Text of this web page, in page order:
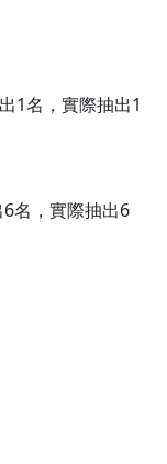
1名，實際抽出1
名，實際抽出6